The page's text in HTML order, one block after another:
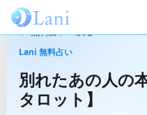
Lani 無料占い
別れたあの人の
タロット】